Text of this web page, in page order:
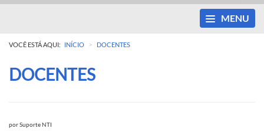
MENU
VOCÊ ESTÁ AQUI: INÍCIO > DOCENTES
DOCENTES
porSuporte NTI